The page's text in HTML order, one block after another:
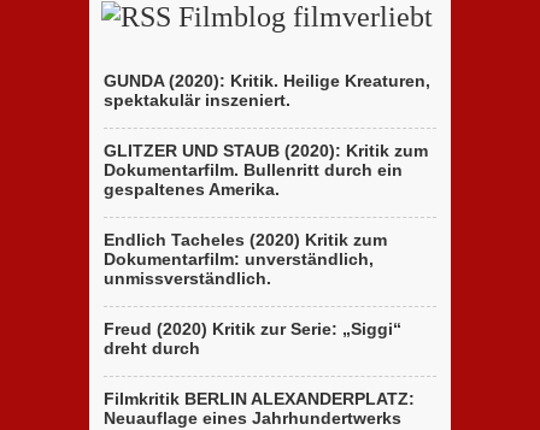
Filmblog filmverliebt
GUNDA (2020): Kritik. Heilige Kreaturen,
spektakulär inszeniert.
GLITZER UND STAUB (2020): Kritik zum
Dokumentarfilm. Bullenritt durch ein
gespaltenes Amerika.
Endlich Tacheles (2020) Kritik zum
Dokumentarfilm: unverständlich,
unmissverständlich.
Freud (2020) Kritik zur Serie: „Siggi“
dreht durch
Filmkritik BERLIN ALEXANDERPLATZ:
Neuauflage eines Jahrhundertwerks